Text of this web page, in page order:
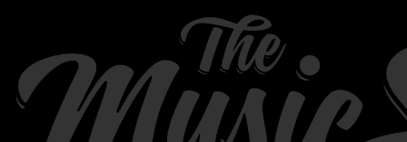
contenu